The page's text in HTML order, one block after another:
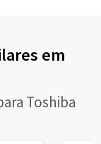
em
Toshiba